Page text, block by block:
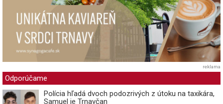
reklama
Odporúčame
Polícia hľadá dvoch podozrivých z útoku na taxikára,
Samuel je Trnavčan